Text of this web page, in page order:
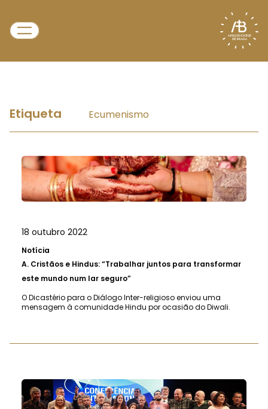
Etiqueta Ecumenismo
18 outubro 2022
Notícia
A. Cristãos e Hindus: “Trabalhar juntos para transformar
este mundo num lar seguro”
O Dicastério para o Diálogo Inter-religioso enviou uma
mensagem à comunidade Hindu por ocasião do Diwali.